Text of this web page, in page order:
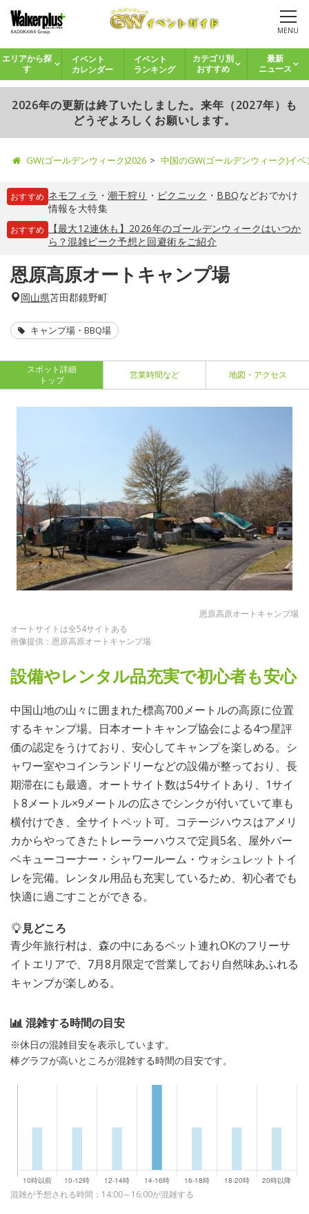
MENU
エリアから探
す
イベント
カレンダー
イベント
ランキング
カテゴリ別
おすすめ
最新
ニュース
2026年の更新は終了いたしました。来年（2027年）も
どうぞよろしくお願いします。
GW(ゴールデンウィーク)2026 中国のGW(ゴールデンウィーク)イ
おすすめ ネモフィラ ・ 潮干狩り ・ ピクニック ・ BBQなどおでかけ
情報を大特集
おすすめ
【最大12連休も】2026年のゴールデンウィークはいつか
ら？混雑ピーク予想と回避術をご紹介
恩原高原オートキャンプ場
岡山県苫田郡鏡野町
キャンプ場・BBQ場
スポット詳細
トップ
営業時間など 地図・アクセス
恩原高原オートキャンプ場
オートサイトは全54サイトある
画像提供：恩原高原オートキャンプ場
設備やレンタル品充実で初心者も安心
中国山地の山々に囲まれた標高700メートルの高原に位置
するキャンプ場。日本オートキャンプ協会による4つ星評
価の認定をうけており、安心してキャンプを楽しめる。シ
ャワー室やコインランドリーなどの設備が整っており、長
期滞在にも最適。オートサイト数は54サイトあり、1サイ
ト8メートル×9メートルの広さでシンクが付いていて車も
横付けでき、全サイトペット可。コテージハウスはアメリ
カからやってきたトレーラーハウスで定員5名、屋外バー
ベキューコーナー・シャワールーム・ウォシュレットトイ
レを完備。レンタル用品も充実しているため、初心者でも
快適に過ごすことができる。
見どころ
青少年旅行村は、森の中にあるペット連れOKのフリーサ
イトエリアで、7月8月限定で営業しており自然味あふれる
キャンプが楽しめる。
混雑する時間の目安
※休日の混雑目安を表示しています。
棒グラフが高いところが混雑する時間の目安です。
混雑が予想される時間：14:00～16:00が混雑する